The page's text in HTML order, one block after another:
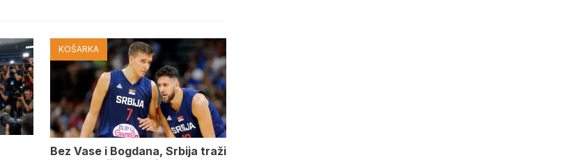
KOŠARKA
Bez Vase i Bogdana, Srbija traži